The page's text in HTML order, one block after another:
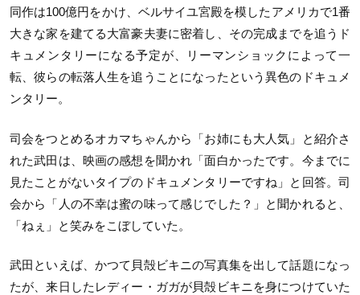
同作は100億円をかけ、ベルサイユ宮殿を模したアメリカで1番
大きな家を建てる大富豪夫妻に密着し、その完成までを追うド
キュメンタリーになる予定が、リーマンショックによって一
転、彼らの転落人生を追うことになったという異色のドキュメ
ンタリー。
司会をつとめるオカマちゃんから「お姉にも大人気」と紹介さ
れた武田は、映画の感想を聞かれ「面白かったです。今までに
見たことがないタイプのドキュメンタリーですね」と回答。司
会から「人の不幸は蜜の味って感じでした？」と聞かれると、
「ねぇ」と笑みをこぼしていた。
武田といえば、かつて貝殻ビキニの写真集を出して話題になっ
たが、来日したレディー・ガガが貝殻ビキニを身につけていた